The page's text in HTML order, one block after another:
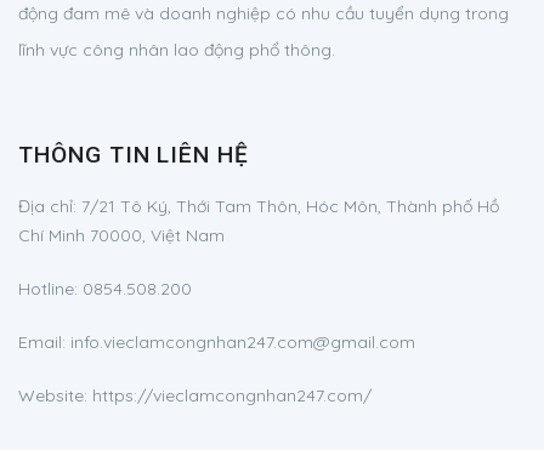
động đam mê và doanh nghiệp có nhu cầu tuyển dụng trong
lĩnh vực công nhân lao động phổ thông.
THÔNG TIN LIÊN HỆ
Địa chỉ: 7/21 Tô Ký, Thới Tam Thôn, Hóc Môn, Thành phố Hồ
Chí Minh 70000, Việt Nam
Hotline: 0854.508.200
Email: info.vieclamcongnhan247.com@gmail.com
Website: https://vieclamcongnhan247.com/